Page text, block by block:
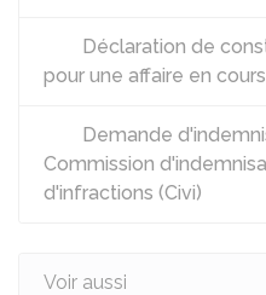
Déclaration de
pour une affaire en cours
Demande
Commission
d'infractions (Civi)
Voir aussi